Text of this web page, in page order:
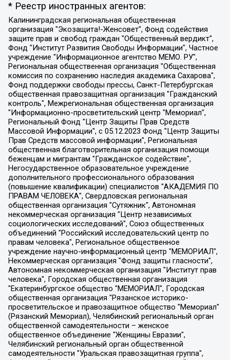
* Реестр иностранных агентов:
Калининградская региональная общественная организация "Экозащита!-Женсовет", Фонд содействия защите прав и свобод граждан "Общественный вердикт", Фонд "Институт Развития Свободы Информации", Частное учреждение "Информационное агентство МЕМО. РУ", Региональная общественная организация "Общественная комиссия по сохранению наследия академика Сахарова", Фонд поддержки свободы прессы, Санкт-Петербургская общественная правозащитная организация "Гражданский контроль", Межрегиональная общественная организация "Информационно-просветительский центр "Мемориал", Региональный Фонд "Центр Защиты Прав Средств Массовой Информации", с 05.12.2023 Фонд "Центр Защиты Прав Средств массовой информации", Региональная общественная благотворительная организация помощи беженцам и мигрантам "Гражданское содействие", Негосударственное образовательное учреждение дополнительного профессионального образования (повышение квалификации) специалистов "АКАДЕМИЯ ПО ПРАВАМ ЧЕЛОВЕКА", Свердловская региональная общественная организация "Сутяжник", Автономная некоммерческая организация "Центр независимых социологических исследований", Союз общественных объединений "Российский исследовательский центр по правам человека", Региональное общественное учреждение научно-информационный центр "МЕМОРИАЛ", Некоммерческая организация "Фонд защиты гласности", Автономная некоммерческая организация "Институт прав человека", Городская общественная организация "Екатеринбургское общество "МЕМОРИАЛ", Городская общественная организация "Рязанское историко-просветительское и правозащитное общество "Мемориал" (Рязанский Мемориал), Челябинский региональный орган общественной самодеятельности – женское общественное объединение "Женщины Евразии", Челябинский региональный орган общественной самодеятельности "Уральская правозащитная группа", Фонд содействия защите здоровья и социальной справедливости имени Андрея Рылькова, Автономная Некоммерческая Организация "Аналитический Центр Юрия Левады", Автономная некоммерческая организация социальной поддержки населения "Проект Апрель", Региональная общественная организация помощи женщинам и детям, находящимся в кризисной ситуации "Информационно-методический центр "Анна", Фонд содействия развитию массовых коммуникаций и правовому просвещению "Так-так-Так", Фонд содействия устойчивому развитию "Серебряная тайга", Свердловский региональный общественный фонд социальных проектов "Новое время", "Idel.Реалии", Кавказ.Реалии, Крым.Реалии, Телеканал Настоящее Время, Татаро-башкирская служба Радио Свобода (Azatliq Radiosi), Радио Свободная Европа/Радио Свобода (PCE/PC), "Сибирь.Реалии", "Фактограф", Благотворительный фонд помощи осужденным и их семьям, Автономная некоммерческая организация "Институт глобализации и социальных движений", Фонд "В защиту прав заключенных", Частное учреждение "Центр поддержки и содействия развитию средств массовой информации", Пензенский региональный общественный благотворительный фонд "Гражданский союз", "Север.Реалии", Некоммерческая организация Фонд "Правовая инициатива", Общество с ограниченной ответственностью "Радио Свободная Европа/Радио Свобода", Чешское информационное агентство "MEDIUM-ORIENT", Красноярская региональная общественная организация "Мы против СПИДа", Камалягин Денис Николаевич, Маркелов Сергей Евгеньевич, Пономарев Лев Александрович, Савицкая Людмила Алексеевна, Автономная некоммерческая организация "Центр по работе с проблемой насилия "НАСИЛИЮ.НЕТ", Межрегиональный профессиональный союз работников здравоохранения "Альянс врачей", Юридическое лицо, зарегистрированное в Латвийской Республике, SIA "Medusa Project" (регистрационный номер 40103797863, дата регистрации 10.06.2014), Некоммерческая организация "Фонд по борьбе с коррупцией", Автономная некоммерческая организация "Институт права и публичной политики", Баданин Роман Сергеевич, Гликин Максим Александрович, Железнова Мария Михайловна, Лукьянова Юлия Сергеевна, Маетная Елизавета Витальевна, Маняхин Петр Борисович, Чуракова Ольга Владимировна, Ярош Юлия Петровна, Юридическое лицо "The Insider SIA", зарегистрированное в Риге, Латвийская Республика (дата регистрации 26.06.2015), являющееся администратором доменного имени интернет-издания "The Insider SIA", https://theins.ru, Постернак Алексей Евгеньевич, Рубин Михаил Аркадьевич, Анин Роман Александрович, Юридическое лицо Istories fonds, зарегистрированное в Латвийской Республике (регистрационный номер 50008295751, дата регистрации 24.02.2020), Великовский Дмитрий Александрович, Долинина Ирина Николаевна, Мароховская Алеся Алексеевна, Шлейнов Роман Юрьевич, Шмагун Олеся Валентиновна, Общество с ограниченной ответственностью "Альтаир 2021", Общество с ограниченной ответственностью "Вега 2021", Общество с ограниченной ответственностью "Главный редактор 2021", Общество с ограниченной ответственностью "Ромашки монолит", Важенков Артем Валерьевич, Ивановская областная общественная организация "Центр гендерных исследований", Гурман Юрий Альбертович, Медиапроект "ОВД-Инфо", Егоров Владимир Владимирович, Жилинский Владимир Александрович, Общество с ограниченной ответственностью "ЗП", Иванова София Юрьевна, Карезина Инна Павловна, Кильтау Екатерина Викторовна, Петров Алексей Викторович, Пискунов Сергей Евгеньевич, Смирнов Сергей Сергеевич, Тихонов Михаил Сергеевич, Общество с ограниченной ответственностью "ЖУРНАЛИСТ-ИНОСТРАННЫЙ АГЕНТ", Арапова Галина Юрьевна, Вольтская Татьяна Анатольевна, Американская компания "Mason G.E.S. Anonymous Foundation" (США), являющаяся владельцем интернет-издания https://mnews.world/, Компания "Stichting Bellingcat", зарегистрированная в Нидерландах (дата регистрации 11.07.2018), Захаров Андрей Вячеславович, Клепиковская Екатерина Дмитриевна, Общество с ограниченной ответственностью "МЕМО", Перл Роман Александрович, Симонов Евгений Алексеевич, Соловьева Елена Анатольевна, Сотников Даниил Владимирович, Сурначева Елизавета Дмитриевна, Автономная некоммерческая организация по защите прав человека и информированию населения "Якутия – Наше Мнение", Общество с ограниченной ответственностью "Москоу диджитал медиа", с 26.01.2023 Общество с ограниченной ответственностью "Чайка Белые сады", Ветошкина Валерия Валерьевна, Заговора Максим Александрович, Межрегиональное общественное движение "Российская ЛГБТ - сеть", Оленичев Максим Владимирович, Павлов Иван Юрьевич, Скворцова Елена Сергеевна, Общество с ограниченной ответственностью "Как бы инагент", Кочетков Игорь Викторович, Общество с ограниченной ответственностью "Честные выборы", Еланчик Олег Александрович, Общество с ограниченной ответственностью "Нобелевский призыв", Гималова Регина Эмилевна, Григорьев Андрей Валерьевич, Григорьева Алина Александровна, Ассоциация по содействию защите прав призывников, альтернативнослужащих и военнослужащих "Правозащитная группа "Гражданин.Армия.Право", Хисамова Регина Фаритовна, Автономная некоммерческая организация по реализации социально-правовых программ "Лилит", Дальневосточное общественное движение "Маяк", Санкт-Петербургская ЛГБТ-инициативная группа "Выход", Инициативная группа ЛГБТ+ "Реверс", Алексеев Андрей Викторович, Бекбулатова Таисия Львовна, Беляев Иван Михайлович, Владыкина Елена Сергеевна, Гельман Марат Александрович, Никульшина Вероника Юрьевна, Толоконникова Надежда Андреевна, Шендерович Виктор Анатольевич, Общество с ограниченной ответственностью "Данное сообщение", Общество с ограниченной ответственностью Издательский дом "Новая глава", Айнбиндер Александра Александровна, Московский комьюнити-центр для ЛГБТ+инициатив, Благотворительный фонд развития филантропии, Deutsche Welle (Германия, Kurt-Schumacher-Strasse 3, 53113 Bonn), Борзунова Мария Михайловна, Воробьев Виктор Викторович, Голубева Анна Львовна, Константинова Алла Михайловна, Малкова Ирина Владимировна, Мурадов Мурад Абдулгалимович, Осетинская Елизавета Николаевна, Понасенков Евгений Николаевич, Ганапольский Матвей Юрьевич, Киселев Евгений Алексеевич, Борухович Ирина Григорьевна, Дремин Иван Тимофеевич, Дубровский Дмитрий Викторович, Красноярская региональная общественная организация поддержки и развития альтернативных образовательных технологий и межкультурных коммуникаций "ИНТЕРРА", Маяковская Екатерина Алексеевна, Фейгин Марк Захарович, Филимонов Андрей Викторович, Дзугкоева Регина Николаевна, Доброхотов Роман Александрович, Дудь Юрий Александрович, Елкин Сергей Владимирович, Кругликов Кирилл Игоревич, Сабунаева Мария Леонидовна, Семенов Алексей Владимирович, Шаинян Карен Багратович, Шульман Екатерина Михайловна, Асафьев Артур Валерьевич, Вахштайн Виктор Семенович, Венедиктов Алексей Алексеевич, Лушникова Екатерина Евгеньевна, Волков Леонид Михайлович, Невзоров Александр Глебович, Пархоменко Сергей Борисович, Сироткин Ярослав Николаевич, Кара-Мурза Владимир Владимирович, Баранова Наталья Владимировна, Гозман Леонид Яковлевич, Кагарлицкий Борис Юльевич, Климарев Михаил Валерьевич, Милов Владимир Станиславович, Автономная некоммерческая организация Краснодарский центр современного искусства "Типография", Моргенштерн Алишер Тагирович, Соболь Любовь Эдуардовна, Общество с ограниченной ответственностью "ЛИЗА НОРМ", Каспаров Гарри Кимович, Ходорковский Михаил Борисович, Общество с ограниченной ответственностью "Апрельские тезисы", Данилович Ирина Брониславовна, Кашин Олег Владимирович, Петров Николай Владимирович, Пивоваров Алексей Владимирович, Соколов Михаил Владимирович, Цветкова Юлия Владимировна, Чичваркин Евгений Александрович, Комитет против пыток/Команда против пыток, Общество с ограниченной ответственностью "Первый научный", Общество с ограниченной ответственностью "Вертолет и ко", Белоцерковская Вероника Борисовна, Кац Максим Евгеньевич, Лазарева Татьяна Юрьевна, Шаведдинов Руслан Табризович, Яшин Илья Валерьевич, Общество с ограниченной ответственностью "Иноагент ААВ", Алешковский Дмитрий Петрович, Альбац Евгения Марковна, Быков Дмитрий Львович, Галямина Юлия Евгеньевна, Лойко Сергей Леонидович, Мартынов Кирилл Константинович, Медведев Сергей Александрович, Крашенинников Федор Геннадиевич, Гордеева Катерина Вл